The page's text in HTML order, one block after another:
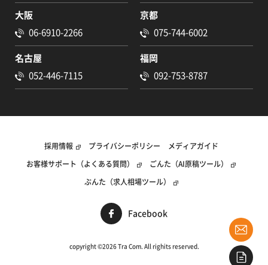
大阪
06-6910-2266
京都
075-744-6002
名古屋
052-446-7115
福岡
092-753-8787
採用情報 プライバシーポリシー メディアガイド
お客様サポート（よくある質問） ごんた（AI原稿ツール）
ぶんた（求人相場ツール）
Facebook
copyright ©2026 Tra Com. All righits reserved.